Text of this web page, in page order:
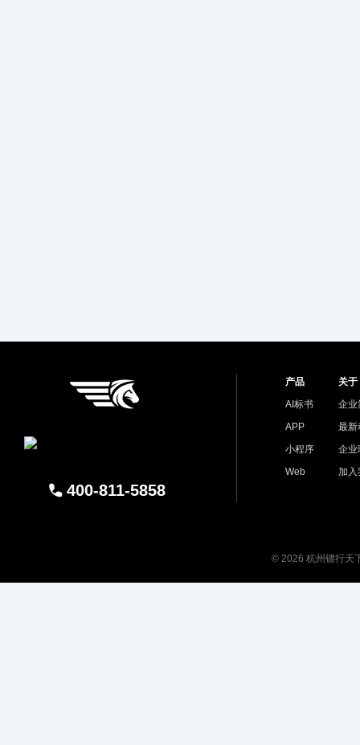
400-811-5858
产品
AI标书
APP
小程序
Web
关于
企业
最新
企业
加入
© 2026 杭州镖行天